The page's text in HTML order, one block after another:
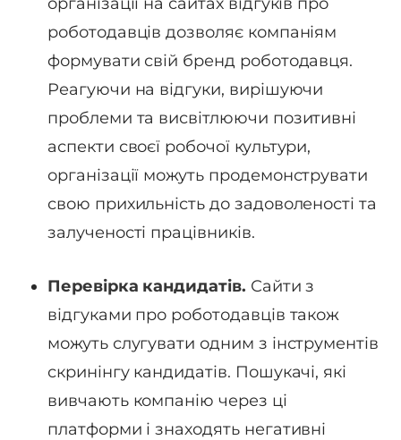
роботодавців дозволяє компаніям
формувати свій бренд роботодавця.
Реагуючи на відгуки, вирішуючи
проблеми та висвітлюючи позитивні
аспекти своєї робочої культури,
організації можуть продемонструвати
свою прихильність до задоволеності та
залученості працівників.
Перевірка кандидатів. Сайти з
відгуками про роботодавців також
можуть слугувати одним з інструментів
скринінгу кандидатів. Пошукачі, які
вивчають компанію через ці
платформи і знаходять негативні